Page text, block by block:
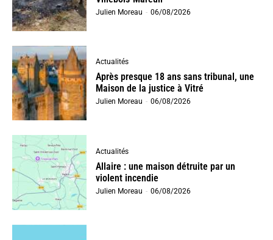
Julien Moreau - 06/08/2026
Actualités
Après presque 18 ans sans tribunal, une
Maison de la justice à Vitré
Julien Moreau - 06/08/2026
Actualités
Allaire : une maison détruite par un
violent incendie
Julien Moreau - 06/08/2026